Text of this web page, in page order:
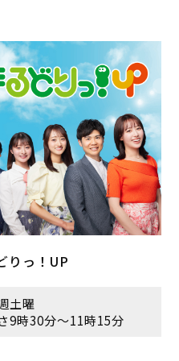
りっ！UP
土曜
9時30分～11時15分